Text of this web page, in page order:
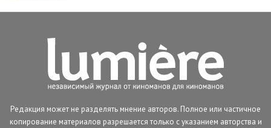
Редакция может не разделять мнение авторов. Полное или частичное
копирование материалов разрешается только с указанием авторства и